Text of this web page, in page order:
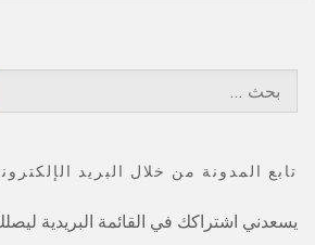
تابع المدونة من خلال البريد
يسعدني اشتراكك في القائمة البريدية